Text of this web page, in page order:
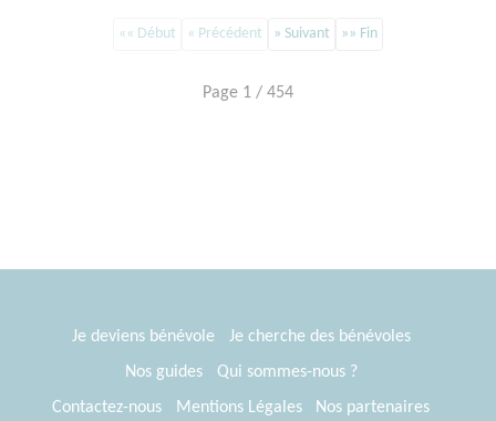
«« Début « Précédent » Suivant »» Fin
Page 1 / 454
Je deviens bénévole
Je cherche des bénévoles
Nos guides
Qui sommes-nous ?
Contactez-nous
Mentions Légales
Nos partenaires